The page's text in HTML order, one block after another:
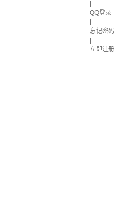
QQ登录
忘记密码
立即注册